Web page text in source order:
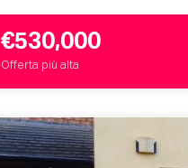
€530,000
Offerta più alta